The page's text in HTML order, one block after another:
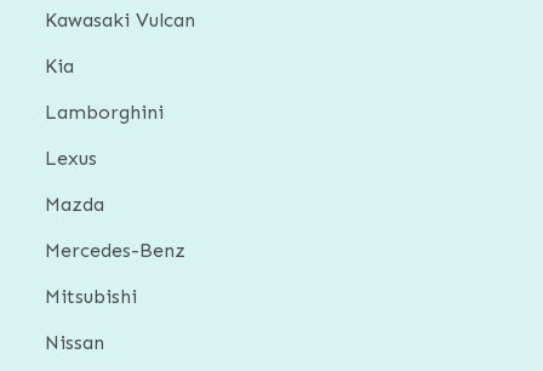
Kawasaki Vulcan
Kia
Lamborghini
Lexus
Mazda
Mercedes-Benz
Mitsubishi
Nissan